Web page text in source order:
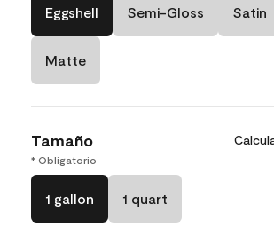
Eggshell Semi-Gloss Satin
Matte
Tamaño
* Obligatorio
1 gallon 1 quart